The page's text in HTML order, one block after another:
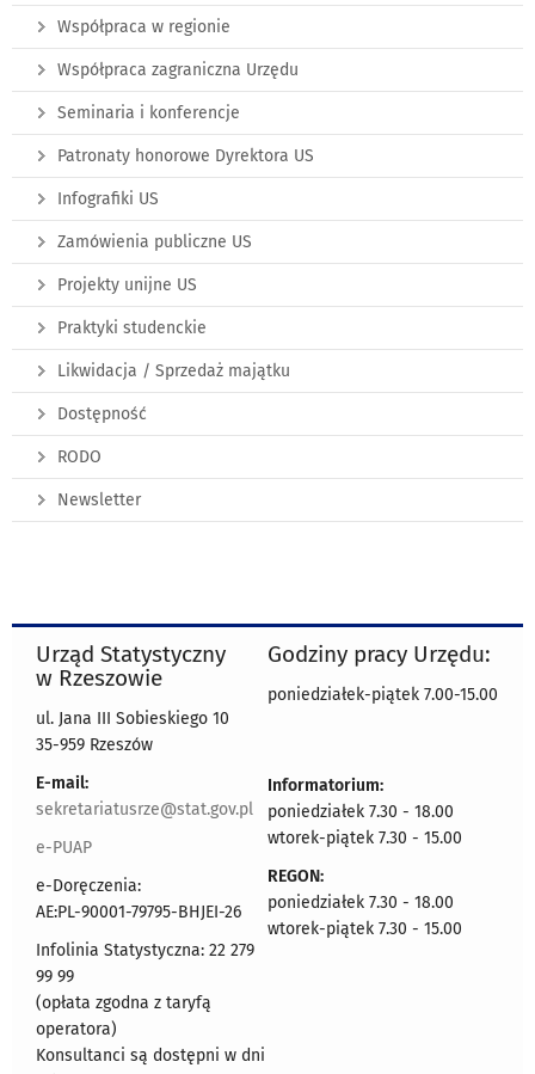
Współpraca w regionie
Współpraca zagraniczna Urzędu
Seminaria i konferencje
Patronaty honorowe Dyrektora US
Infografiki US
Zamówienia publiczne US
Projekty unijne US
Praktyki studenckie
Likwidacja / Sprzedaż majątku
Dostępność
RODO
Newsletter
Urząd Statystyczny
w Rzeszowie
ul. Jana III Sobieskiego 10
35-959 Rzeszów
E-mail:
sekretariatusrze@stat.gov.pl
e-PUAP
e-Doręczenia:
AE:PL-90001-79795-BHJEI-26
Infolinia Statystyczna: 22 279
99 99
(opłata zgodna z taryfą
operatora)
Konsultanci są dostępni w dni
Godziny pracy Urzędu:
poniedziałek-piątek 7.00-15.00
Informatorium:
poniedziałek 7.30 - 18.00
wtorek-piątek 7.30 - 15.00
REGON:
poniedziałek 7.30 - 18.00
wtorek-piątek 7.30 - 15.00